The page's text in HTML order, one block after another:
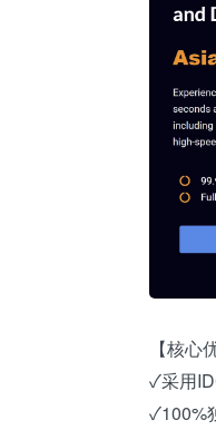
【核心
✓采用
✓100%